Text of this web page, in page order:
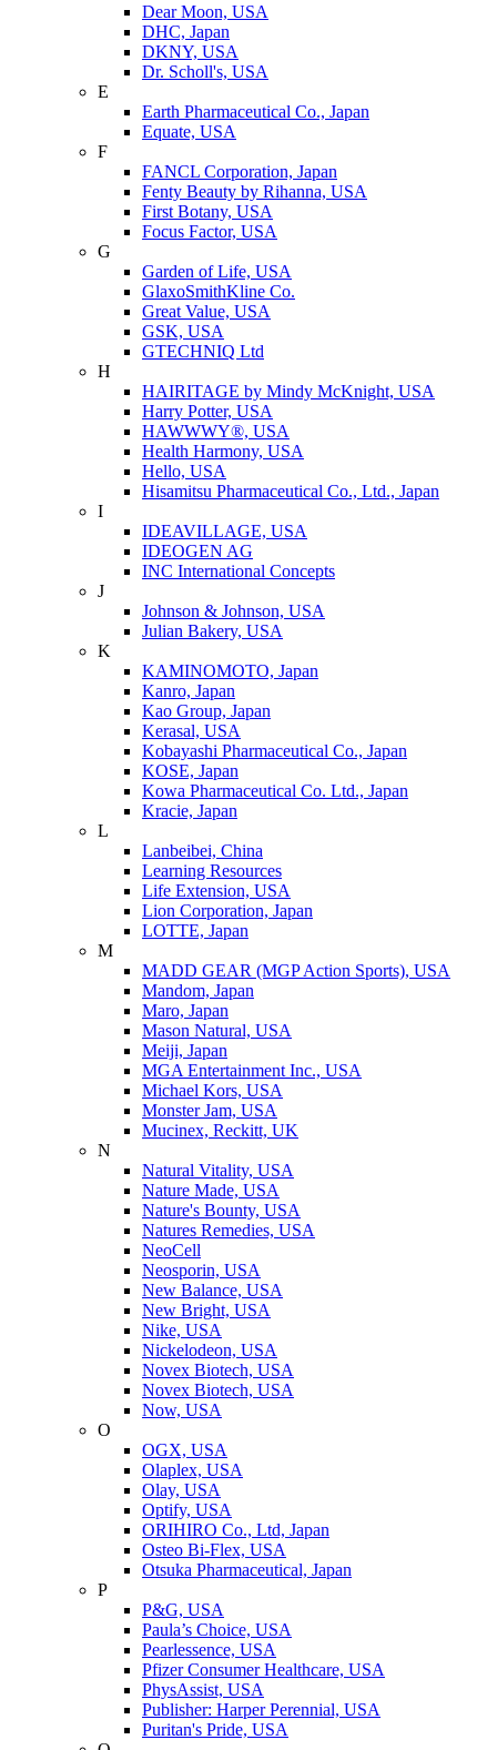
Dear Moon, USA
DHC, Japan
DKNY, USA
Dr. Scholl's, USA
E
Earth Pharmaceutical Co., Japan
Equate, USA
F
FANCL Corporation, Japan
Fenty Beauty by Rihanna, USA
First Botany, USA
Focus Factor, USA
G
Garden of Life, USA
GlaxoSmithKline Co.
Great Value, USA
GSK, USA
GTECHNIQ Ltd
H
HAIRITAGE by Mindy McKnight, USA
Harry Potter, USA
HAWWWY®, USA
Health Harmony, USA
Hello, USA
Hisamitsu Pharmaceutical Co., Ltd., Japan
I
IDEAVILLAGE, USA
IDEOGEN AG
INC International Concepts
J
Johnson & Johnson, USA
Julian Bakery, USA
K
KAMINOMOTO, Japan
Kanro, Japan
Kao Group, Japan
Kerasal, USA
Kobayashi Pharmaceutical Co., Japan
KOSE, Japan
Kowa Pharmaceutical Co. Ltd., Japan
Kracie, Japan
L
Lanbeibei, China
Learning Resources
Life Extension, USA
Lion Corporation, Japan
LOTTE, Japan
M
MADD GEAR (MGP Action Sports), USA
Mandom, Japan
Maro, Japan
Mason Natural, USA
Meiji, Japan
MGA Entertainment Inc., USA
Michael Kors, USA
Monster Jam, USA
Mucinex, Reckitt, UK
N
Natural Vitality, USA
Nature Made, USA
Nature's Bounty, USA
Natures Remedies, USA
NeoCell
Neosporin, USA
New Balance, USA
New Bright, USA
Nike, USA
Niсkelodeon, USA
Novex Biotech, USA
Novex Biotech, USA
Now, USA
O
OGX, USA
Olaplex, USA
Olay, USA
Optify, USA
ORIHIRO Co., Ltd, Japan
Osteo Bi-Flex, USA
Otsuka Pharmaceutical, Japan
P
P&G, USA
Paula’s Choice, USA
Pearlessence, USA
Pfizer Consumer Healthcare, USA
PhysAssist, USA
Publisher: Harper Perennial, USA
Puritan's Pride, USA